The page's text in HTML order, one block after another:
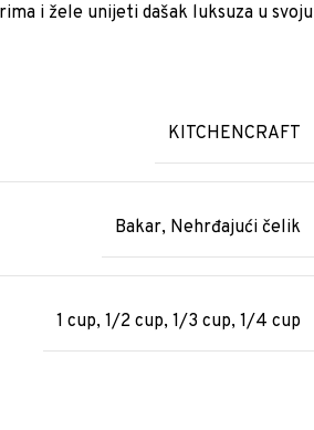
i žele unijeti dašak luksuza u svoju
KITCHENCRAFT
Bakar, Nehrđajući čelik
1 cup, 1/2 cup, 1/3 cup, 1/4 cup